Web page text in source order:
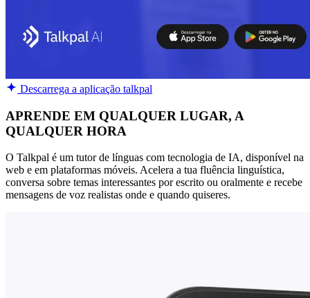
Descarrega a aplicação talkpal
APRENDE EM QUALQUER LUGAR, A
QUALQUER HORA
O Talkpal é um tutor de línguas com tecnologia de IA, disponível na
web e em plataformas móveis. Acelera a tua fluência linguística,
conversa sobre temas interessantes por escrito ou oralmente e recebe
mensagens de voz realistas onde e quando quiseres.